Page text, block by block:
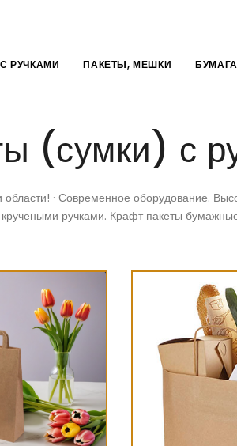
РУЧКАМИ ПАКЕТЫ, МЕШКИ
(сумки) с
· Современное оборудование.
ручками. Крафт пакеты